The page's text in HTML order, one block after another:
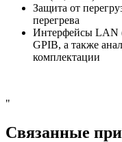
Защита от
перегрева
Интерфейсы LAN
GPIB, а также
комплектации
"
Связанные